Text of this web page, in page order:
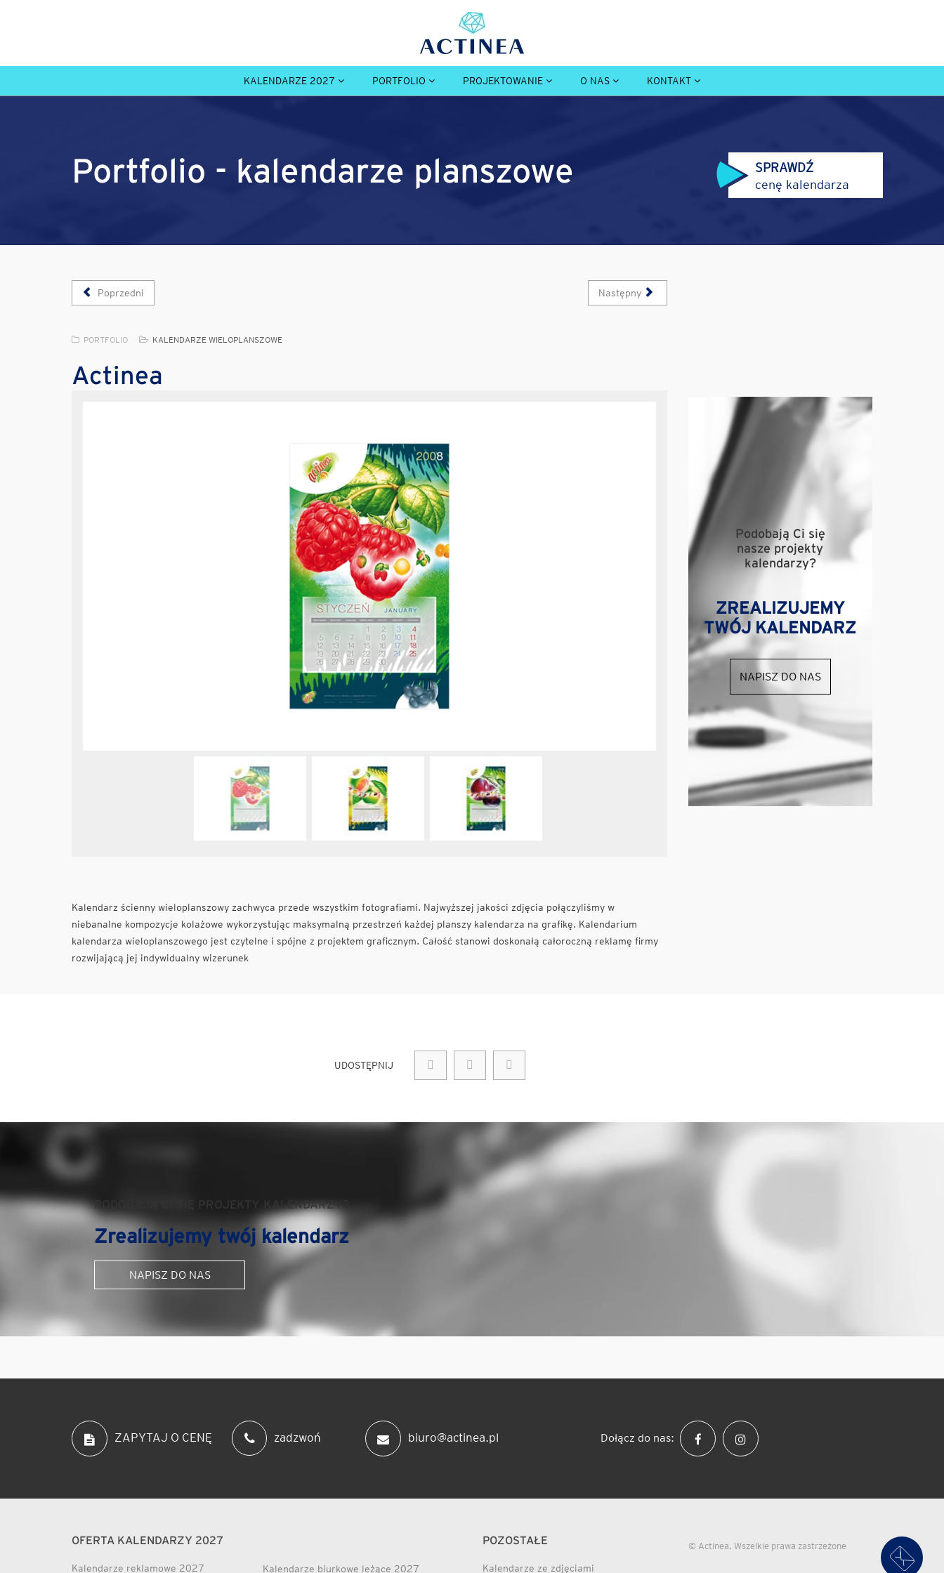
KALENDARZE 2027 PORTFOLIO PROJEKTOWANIE O NAS KONTAKT
Portfolio - kalendarze planszowe
SPRAWDŹ
cenę kalendarza
Poprzedni Następny
PORTFOLIO KALENDARZE WIELOPLANSZOWE
Actinea
Kalendarz ścienny wieloplanszowy zachwyca przede wszystkim fotografiami. Najwyższej jakości zdjęcia połączyliśmy w
niebanalne kompozycje kolażowe wykorzystując maksymalną przestrzeń każdej planszy kalendarza na grafikę. Kalendarium
kalendarza wieloplanszowego jest czytelne i spójne z projektem graficznym. Całość stanowi doskonałą całoroczną reklamę firmy
rozwijającą jej indywidualny wizerunek
Podobają Ci się
nasze projekty
kalendarzy?
ZREALIZUJEMY
TWÓJ KALENDARZ
NAPISZ DO NAS
UDOSTĘPNIJ
PODOBAJĄ CI SIĘ PROJEKTY KALENDARZY?
Zrealizujemy twój kalendarz
NAPISZ DO NAS
ZAPYTAJ O CENĘ zadzwoń biuro@actinea.pl Dołącz do nas:
OFERTA KALENDARZY 2027
Kalendarze reklamowe 2027 Kalendarze biurkowe leżące 2027
POZOSTAŁE
Kalendarze ze zdjęciami
© Actinea. Wszelkie prawa zastrzeżone